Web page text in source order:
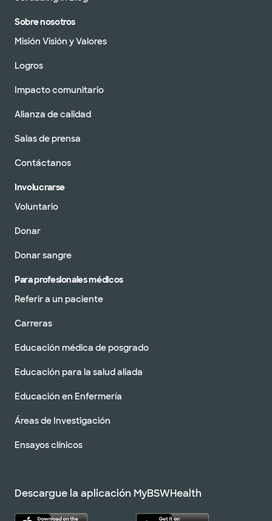
Sobre nosotros
Misión Visión y Valores
Logros
Impacto comunitario
Alianza de calidad
Salas de prensa
Contáctanos
Involucrarse
Voluntario
Donar
Donar sangre
Para profesionales médicos
Referir a un paciente
Carreras
Educación médica de posgrado
Educación para la salud aliada
Educación en Enfermería
Áreas de Investigación
Ensayos clínicos
Descargue la aplicación MyBSWHealth